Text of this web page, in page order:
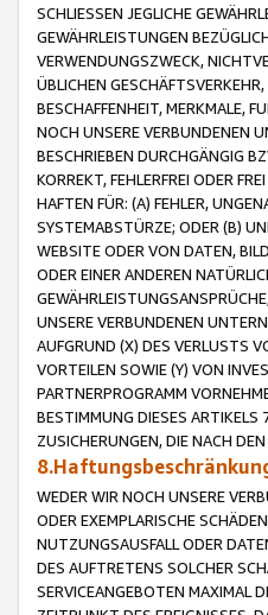
SCHLIESSEN JEGLICHE
GEWÄHRLEISTUNGEN
VERWENDUNGSZWECK,
ÜBLICHEN
BESCHAFFENHEIT, MERKMALE,
NOCH UNSERE VERBUNDENEN
BESCHRIEBEN DURCHGÄNGIG
KORREKT, FEHLERFREI ODER
HAFTEN FÜR: (A) FEHLER,
SYSTEMABSTÜRZE; ODER (B)
WEBSITE ODER VON DATEN,
ODER EINER ANDEREN
UNSERE VERBUNDENEN
AUFGRUND (X) DES VERLUSTS
VORTEILEN SOWIE (Y) VON
PARTNERPROGRAMM
BESTIMMUNG DIESES ARTIKELS
ZUSICHERUNGEN, DIE NACH
WEDER WIR NOCH UNSERE
ODER EXEMPLARISCHE
NUTZUNGSAUSFALL ODER
DES AUFTRETENS SOLCHER
SERVICEANGEBOTEN MAXIMAL